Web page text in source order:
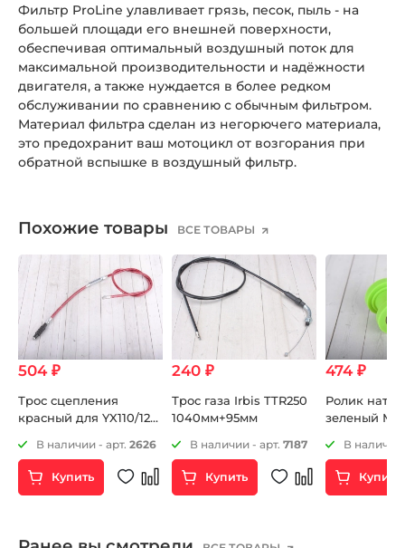
Фильтр ProLine улавливает грязь, песок, пыль - на
большей площади его внешней поверхности,
обеспечивая оптимальный воздушный поток для
максимальной производительности и надёжности
двигателя, а также нуждается в более редком
обслуживании по сравнению с обычным фильтром.
Материал фильтра сделан из негорючего материала,
это предохранит ваш мотоцикл от возгорания при
обратной вспышке в воздушный фильтр.
Похожие товары ВСЕ ТОВАРЫ
504 ₽
Трос сцепления
красный для YX110/125
В наличии - арт. 2626
Купить
240 ₽
Трос газа Irbis TTR250
1040мм+95мм
В наличии - арт. 7187
Купить
474 ₽
Ролик
зеленый
В наличии
Купить